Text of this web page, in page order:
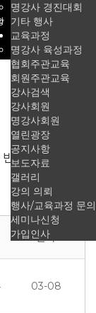
명강사 경진대회
기타 행사
교육과정
명강사 육성과정
협회주관교육
회원주관교육
강사검색
강사회원
명강사회원
열린광장
공지사항
보도자료
갤러리
강의 의뢰
행사/교육과정 문의
세미나신청
가입인사
갑습니다.
날짜
03-08